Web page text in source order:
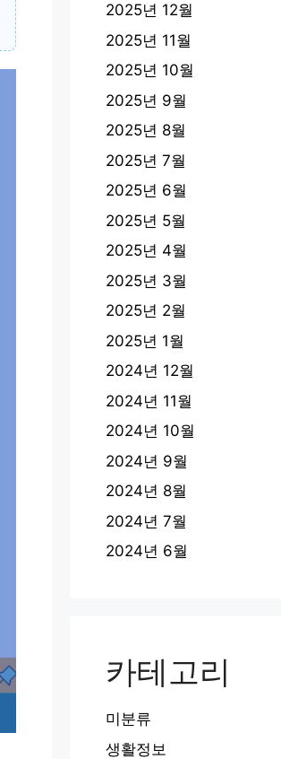
2025년 12월
2025년 11월
2025년 10월
2025년 9월
2025년 8월
2025년 7월
2025년 6월
2025년 5월
2025년 4월
2025년 3월
2025년 2월
2025년 1월
2024년 12월
2024년 11월
2024년 10월
2024년 9월
2024년 8월
2024년 7월
2024년 6월
카테고리
미분류
생활정보